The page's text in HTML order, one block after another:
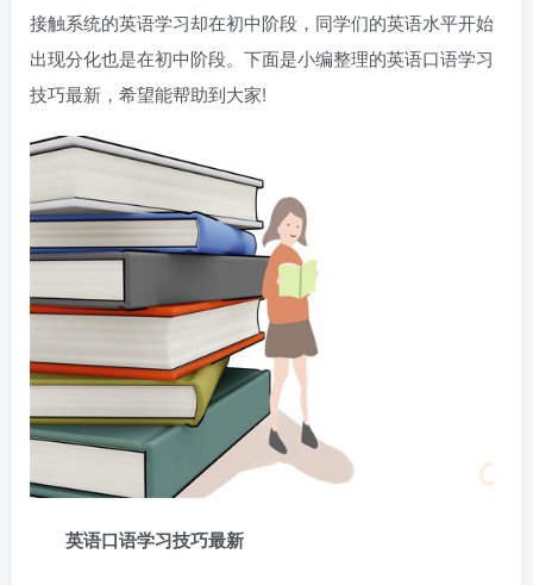
接触系统的英语学习却在初中阶段，同学们的英语水平开始
出现分化也是在初中阶段。下面是小编整理的英语口语学习
技巧最新，希望能帮助到大家!
英语口语学习技巧最新